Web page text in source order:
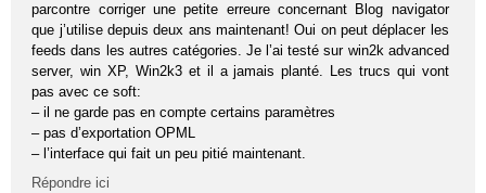
parcontre corriger une petite erreure concernant Blog navigator
que j’utilise depuis deux ans maintenant! Oui on peut déplacer les
feeds dans les autres catégories. Je l’ai testé sur win2k advanced
server, win XP, Win2k3 et il a jamais planté. Les trucs qui vont
pas avec ce soft:
– il ne garde pas en compte certains paramètres
– pas d’exportation OPML
– l’interface qui fait un peu pitié maintenant.
Répondre ici